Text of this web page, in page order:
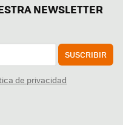
NEWSLETTER
SUSCRIBIR
de privacidad